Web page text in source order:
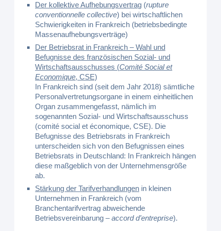
Der kollektive Aufhebungsvertrag (rupture
conventionnelle collective) bei wirtschaftlichen
Schwierigkeiten in Frankreich (betriebsbedingte
Massenaufhebungsverträge)
Der Betriebsrat in Frankreich – Wahl und
Befugnisse des französischen Sozial- und
Wirtschaftsausschusses (Comité Social et
Economique, CSE)
In Frankreich sind (seit dem Jahr 2018) sämtliche
Personalvertretungsorgane in einem einheitlichen
Organ zusammengefasst, nämlich im
sogenannten Sozial- und Wirtschaftsausschuss
(comité social et économique, CSE). Die
Befugnisse des Betriebsrats in Frankreich
unterscheiden sich von den Befugnissen eines
Betriebsrats in Deutschland: In Frankreich hängen
diese maßgeblich von der Unternehmensgröße
ab.
Stärkung der Tarifverhandlungen in kleinen
Unternehmen in Frankreich (vom
Branchentarifvertrag abweichende
Betriebsvereinbarung –accord d’entreprise).